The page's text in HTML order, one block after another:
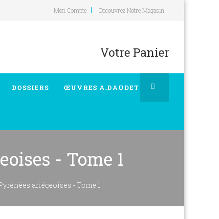
Mon Compte Découvrez Notre Magasin
Votre Panier
DOSSIERS ŒUVRES A.DAUDET
- Tome 1
ariégeoises - Tome 1